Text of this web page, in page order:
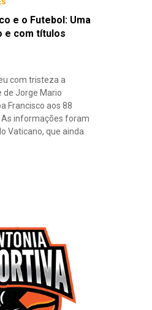
e o Futebol: Uma
e com títulos
com tristeza a
de Jorge Mario
Francisco aos 88
As informações foram
Vaticano, que ainda